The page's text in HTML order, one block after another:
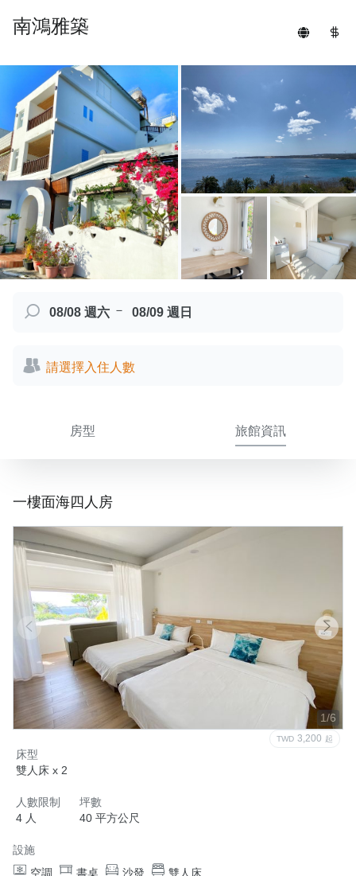
南鴻雅築
08/08 週六 － 08/09 週日
請選擇入住人數
房型 旅館資訊
一樓面海四人房
1/6
TWD 3,200 起
床型
雙人床 x 2
人數限制
4 人
坪數
40 平方公尺
設施
空調
書桌 沙發
雙人床